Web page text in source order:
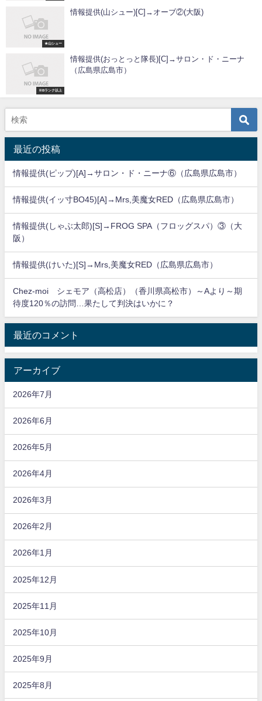
★山シュー
情報提供(山シュー)[C]→オーブ②(大阪)
※Bランク以上
情報提供(おっとっと隊長)[C]→サロン・ド・ニーナ
（広島県広島市）
最近の投稿
情報提供(ピップ)[A]→サロン・ド・ニーナ⑥（広島県広島市）
情報提供(イッ寸BO45)[A]→Mrs,美魔女RED（広島県広島市）
情報提供(しゃぶ太郎)[S]→FROG SPA（フロッグスパ）③（大
阪）
情報提供(けいた)[S]→Mrs,美魔女RED（広島県広島市）
Chez-moi シェモア（高松店）（香川県高松市）～Aより～期
待度120％の訪問…果たして判決はいかに？
最近のコメント
アーカイブ
2026年7月
2026年6月
2026年5月
2026年4月
2026年3月
2026年2月
2026年1月
2025年12月
2025年11月
2025年10月
2025年9月
2025年8月